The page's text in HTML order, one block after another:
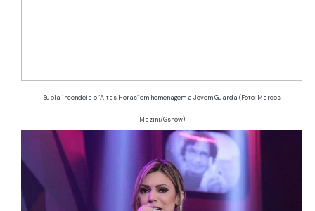
Supla incendeia o ‘Altas Horas’ em homenagem a Jovem Guarda (Foto: Marcos
Mazini/Gshow)